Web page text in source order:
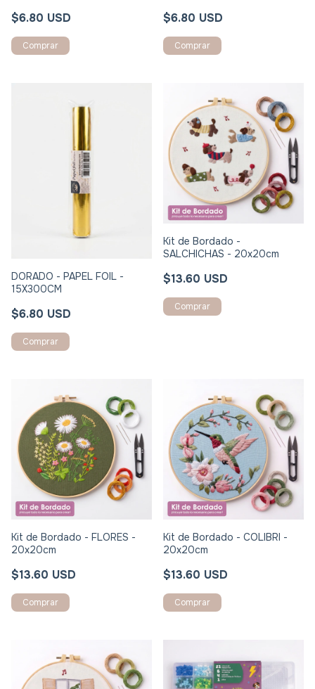
$6.80 USD $6.80 USD
DORADO - PAPEL FOIL -
15X300CM
$6.80 USD
Kit de Bordado -
SALCHICHAS - 20x20cm
$13.60 USD
Kit de Bordado - FLORES -
20x20cm
$13.60 USD
Kit de Bordado - COLIBRI -
20x20cm
$13.60 USD